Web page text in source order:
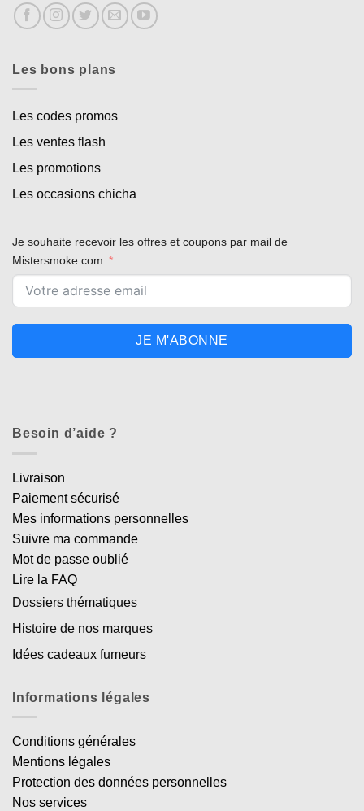
Les bons plans
Les codes promos
Les ventes flash
Les promotions
Les occasions chicha
Je souhaite recevoir les offres et coupons par mail de
Mistersmoke.com
JE M'ABONNE
Besoin d’aide ?
Livraison
Paiement sécurisé
Mes informations personnelles
Suivre ma commande
Mot de passe oublié
Lire la FAQ
Dossiers thématiques
Histoire de nos marques
Idées cadeaux fumeurs
Informations légales
Conditions générales
Mentions légales
Protection des données personnelles
Nos services